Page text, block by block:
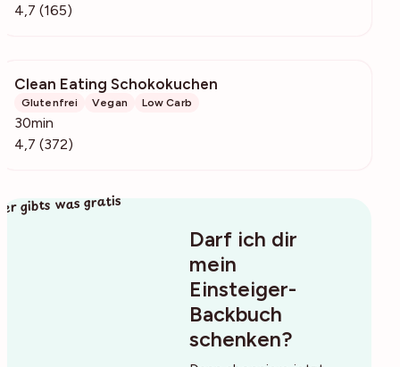
4,7 (165)
Clean Eating Schokokuchen
Glutenfrei Vegan Low Carb
30min
4,7 (372)
Darf ich dir
mein
Einsteiger-
Backbuch
schenken?
gibts was gratis